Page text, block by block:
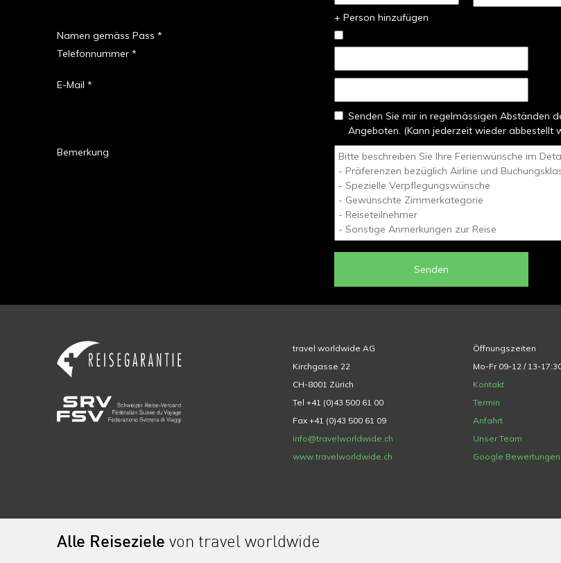
+ Person hinzufügen
Namen gemäss Pass *
Telefonnummer *
E-Mail *
Senden Sie mir in regelmässigen Abständen
Angeboten. (Kann jederzeit wieder abbestellt
Bemerkung
Senden
travel worldwide AG
Kirchgasse 22
CH-8001 Zürich
Tel +41 (0)43 500 61 00
Fax +41 (0)43 500 61 09
info@travelworldwide.ch
www.travelworldwide.ch
Öffnungszeiten
Mo-Fr 09-12 / 13-
Kontakt
Termin
Anfahrt
Unser Team
Google Bewertungen
Alle Reiseziele von travel worldwide